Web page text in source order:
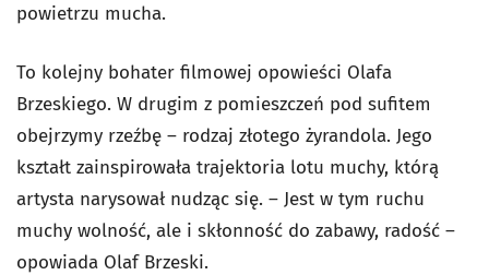
powietrzu mucha.
To kolejny bohater filmowej opowieści Olafa
Brzeskiego. W drugim z pomieszczeń pod sufitem
obejrzymy rzeźbę – rodzaj złotego żyrandola. Jego
kształt zainspirowała trajektoria lotu muchy, którą
artysta narysował nudząc się. – Jest w tym ruchu
muchy wolność, ale i skłonność do zabawy, radość –
opowiada Olaf Brzeski.